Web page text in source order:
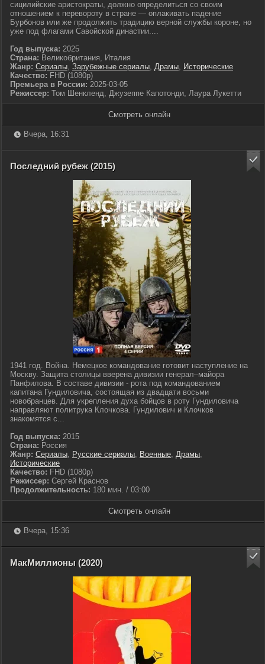
сицилийские аристократы, должно определиться со своим
отношением к перевороту в стране — оплакивать падение
Бурбонов или же продолжить традицию верной службы короне, но
уже под флагами Савойской династии....
Год выпуска: 2025
Страна: Великобритания, Италия
Жанр: Сериалы, Зарубежные сериалы, Драмы, Исторические
Качество: FHD (1080p)
Премьера в России: 2025-03-05
Режиссер: Том Шенкленд, Джузеппе Капотонди, Лаура Лукетти
Смотреть онлайн
Вчера, 16:31
Последний рубеж (2015)
1941 год. Война. Немецкое командование готовит наступление на
Москву. Защита столицы вверена дивизии генерал–майора
Панфилова. В составе дивизии - рота под командованием
капитана Гундиловича, состоящая из двадцати восьми
новобранцев. Для укрепления духа бойцов в роту Гундиловича
направляют политрука Клочкова. Гундилович и Клочков
знакомятся с...
Год выпуска: 2015
Страна: Россия
Жанр: Сериалы, Русские сериалы, Военные, Драмы,
Исторические
Качество: FHD (1080p)
Режиссер: Сергей Краснов
Продолжительность: 180 мин. / 03:00
Смотреть онлайн
Вчера, 15:36
МакМиллионы (2020)